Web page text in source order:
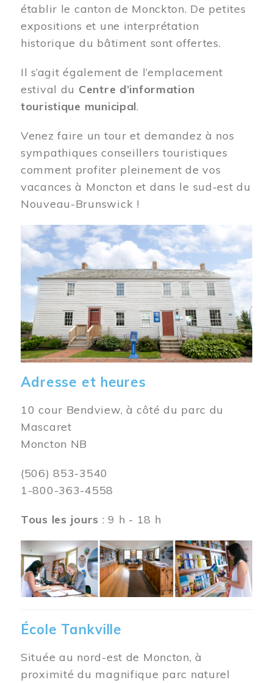
établir le canton de Monckton. De petites
expositions et une interprétation
historique du bâtiment sont offertes.
Il s’agit également de l’emplacement
estival du Centre d’information
touristique municipal.
Venez faire un tour et demandez à nos
sympathiques conseillers touristiques
comment profiter pleinement de vos
vacances à Moncton et dans le sud-est du
Nouveau-Brunswick !
Image
Adresse et heures
10 cour Bendview, à côté du parc du
Mascaret
Moncton NB
(506) 853-3540
1-800-363-4558
Tous les jours : 9 h - 18 h
Image
École Tankville
Située au nord-est de Moncton, à
proximité du magnifique parc naturel